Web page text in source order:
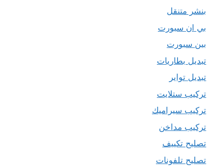
بنشر متنقل
بي ان سبورت
بين سبورت
تبديل بطاريات
تبديل تواير
تركيب ستلايت
تركيب سيراميك
تركيب مداخن
تصليح تكييف
تصليح تلفونات